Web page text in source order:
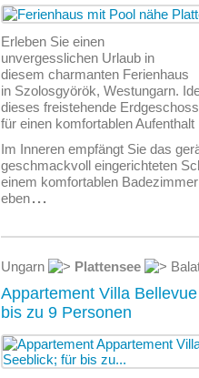
Erleben Sie einen
unvergesslichen Urlaub in
diesem charmanten Ferienhaus
in Szolosgyörök, Westungarn.
dieses freistehende
für einen komfortablen Aufenthalt
Im Inneren empfängt Sie das
geschmackvoll eingerichteten
einem komfortablen
eben...
Ungarn Plattensee
Appartement Villa
bis zu 9 Personen